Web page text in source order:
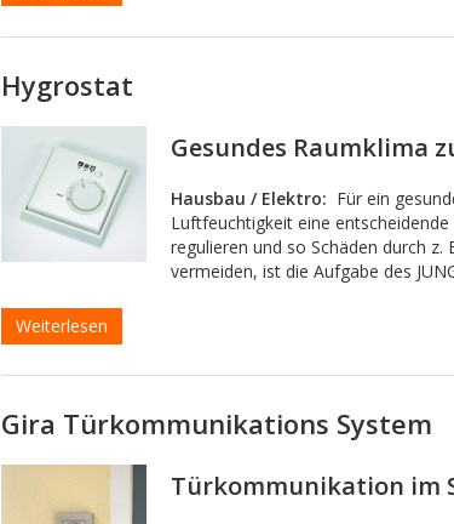
Hygrostat
Gesundes Raumklima
Hausbau / Elektro: Für ein
Luftfeuchtigkeit eine entscheidende
regulieren und so Schäden durch z.
vermeiden, ist die Aufgabe des
Weiterlesen
Gira Türkommunikations System
Türkommunikation im